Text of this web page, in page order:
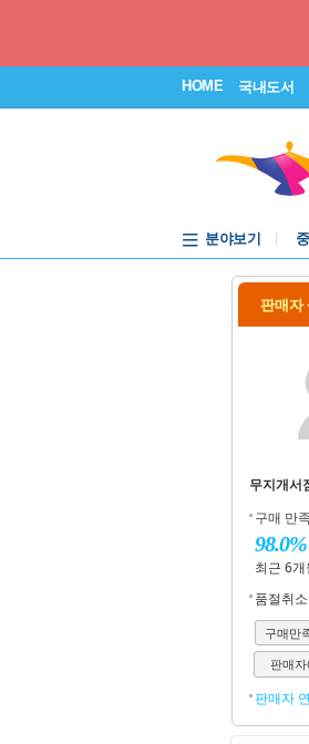
HOME 국내도서
분야보기
판매자
무지개서
구매 만
98.0%
최근 6
품절취
구매만
판매
판매자